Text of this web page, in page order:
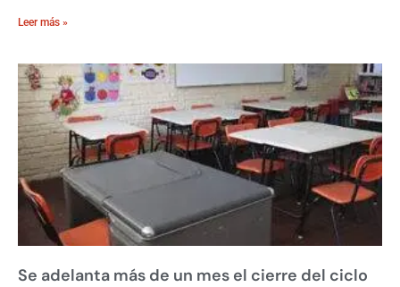
Leer más »
Se adelanta más de un mes el cierre del ciclo